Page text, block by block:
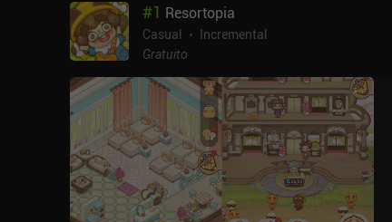
#1 Resortopia
Casual
Incremental
Gratuito